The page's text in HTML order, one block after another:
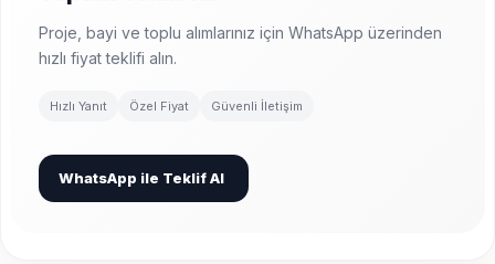
Proje, bayi ve toplu alımlarınız için WhatsApp üzerinden
hızlı fiyat teklifi alın.
Hızlı Yanıt Özel Fiyat Güvenli İletişim
WhatsApp ile Teklif Al